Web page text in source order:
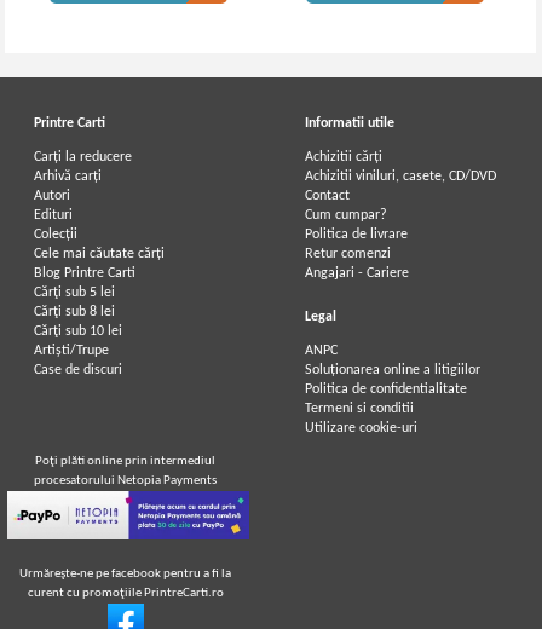
Printre Carti
Carți la reducere
Arhivă carți
Autori
Edituri
Colecții
Cele mai căutate cărți
Blog Printre Carti
Cărţi sub 5 lei
Cărţi sub 8 lei
Cărţi sub 10 lei
Artiști/Trupe
Case de discuri
Informatii utile
Achizitii cărți
Achizitii viniluri, casete, CD/DVD
Contact
Cum cumpar?
Politica de livrare
Retur comenzi
Angajari - Cariere
Legal
ANPC
Soluționarea online a litigiilor
Politica de confidentialitate
Termeni si conditii
Utilizare cookie-uri
Poţi plăti online prin intermediul
procesatorului Netopia Payments
Urmăreşte-ne pe facebook pentru a fi la
curent cu promoţiile PrintreCarti.ro